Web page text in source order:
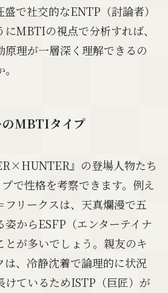
で社交的なENTP（討論者）
MBTIの視点で分析すれば、
原理が一層深く理解できるの
のMBTIタイプ
』の登場人物たち
で性格を考察できます。例え
フリークスは、天真爛漫で五
からESFP（エンターテイナ
とが多いでしょう。親友のキ
は、冷静沈着で論理的に状況
けているためISTP（巨匠）が